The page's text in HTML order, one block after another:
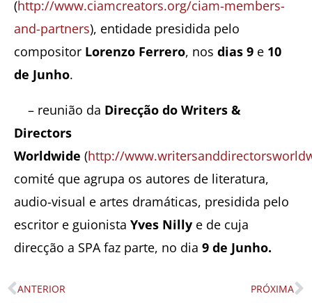
(http://www.ciamcreators.org/ciam-members-
and-partners), entidade presidida pelo
compositor Lorenzo Ferrero, nos dias 9 e 10
de Junho.
– reunião da Direcção do Writers &
Directors
Worldwide (http://
comité que agrupa os autores de literatura,
audio-visual e artes dramáticas, presidida pelo
escritor e guionista Yves Nilly e de cuja
direcção a SPA faz parte, no dia 9 de Junho.
Prev
ANTERIOR PRÓXIMA